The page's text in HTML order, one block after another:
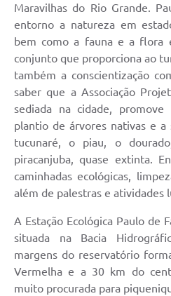
Telefones Úteis
Notícias
Emprega
Enquete
Maravilhas do Rio Grande.
entorno a natureza em
bem como a fauna e a flora
conjunto que proporciona ao
também a conscientização
saber que a Associação
sediada na cidade,
plantio de árvores nativas e
tucunaré, o piau, o
piracanjuba, quase extinta.
caminhadas ecológicas,
além de palestras e atividades
A Estação Ecológica Paulo de
situada na Bacia
margens do reservatório
Vermelha e a 30 km do
muito procurada para